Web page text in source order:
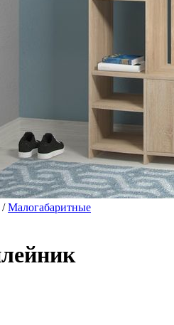
/Малогабаритные